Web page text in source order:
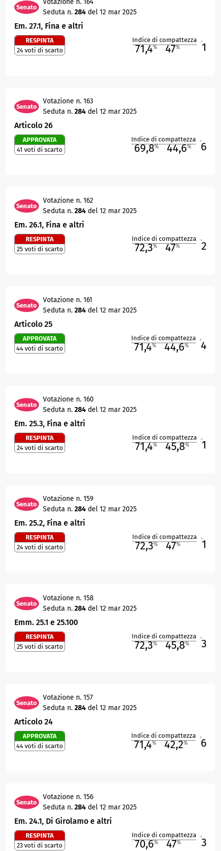
Senato
Votazione n. 164
Seduta n. 284 del 12 mar 2025
Em. 27.1, Fina e altri
RESPINTA
24 voti di scarto
Indice di compattezza
71,4% 47% 1
Senato
Votazione n. 163
Seduta n. 284 del 12 mar 2025
Articolo 26
APPROVATA
41 voti di scarto
Indice di compattezza
69,8% 44,6% 6
Senato
Votazione n. 162
Seduta n. 284 del 12 mar 2025
Em. 26.1, Fina e altri
RESPINTA
25 voti di scarto
Indice di compattezza
72,3% 47% 2
Senato
Votazione n. 161
Seduta n. 284 del 12 mar 2025
Articolo 25
APPROVATA
44 voti di scarto
Indice di compattezza
71,4% 44,6% 4
Senato
Votazione n. 160
Seduta n. 284 del 12 mar 2025
Em. 25.3, Fina e altri
RESPINTA
24 voti di scarto
Indice di compattezza
71,4% 45,8% 1
Senato
Votazione n. 159
Seduta n. 284 del 12 mar 2025
Em. 25.2, Fina e altri
RESPINTA
24 voti di scarto
Indice di compattezza
72,3% 47% 1
Senato
Votazione n. 158
Seduta n. 284 del 12 mar 2025
Emm. 25.1 e 25.100
RESPINTA
25 voti di scarto
Indice di compattezza
72,3% 45,8% 3
Senato
Votazione n. 157
Seduta n. 284 del 12 mar 2025
Articolo 24
APPROVATA
44 voti di scarto
Indice di compattezza
71,4% 42,2% 6
Senato
Votazione n. 156
Seduta n. 284 del 12 mar 2025
Em. 24.1, Di Girolamo e altri
RESPINTA
23 voti di scarto
Indice di compattezza
70,6% 47% 3